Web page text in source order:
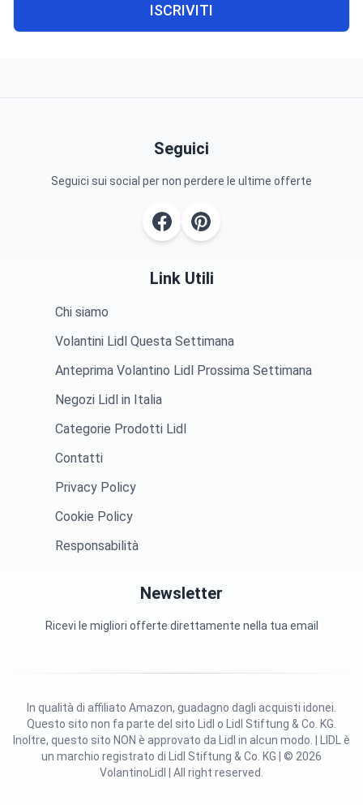
ISCRIVITI
Seguici
Seguici sui social per non perdere le ultime offerte
Link Utili
Chi siamo
Volantini Lidl Questa Settimana
Anteprima Volantino Lidl Prossima Settimana
Negozi Lidl in Italia
Categorie Prodotti Lidl
Contatti
Privacy Policy
Cookie Policy
Responsabilità
Newsletter
Ricevi le migliori offerte direttamente nella tua email
Questo sito non fa parte del sito Lidl o Lidl Stiftung & Co. KG.
Inoltre, questo sito NON è approvato da Lidl in alcun modo. | LIDL è
un marchio registrato di Lidl Stiftung & Co. KG | © 2026
VolantinoLidl | All right reserved.
In qualità di affiliato Amazon, guadagno dagli acquisti idonei.